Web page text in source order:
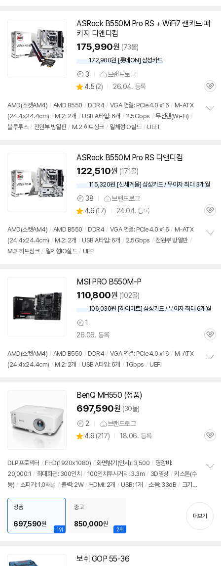
치
ASRock B550M Pro RS + WiFi7 랜카드 패
키지 디앤디컴
175,990원 (73몰)
172,900원 [롯데ON] 삼성카드
상
품
견
3 브랜드로그
별
점
4.5 (상
리
뷰
2) 26.04. 등록
관
AMD(소켓AM4) / AMD B550 / DDR4 / VGA 연결: PCIe4.0 x16 / M-ATX
(24.4x24.4cm) / M.2: 2개 / USB A타입: 6개 / 2.5Gbps / 무선랜(Wi-Fi) /
블루투스 / 전원부 방열판 / M.2 히트싱크 / 일체형IO실드 / UEFI
ASRock B550M Pro RS 디앤디컴
122,510원 (171몰)
115,320원 [신세계몰] 삼성카드 / 무이자 최대 3개월
상
품
견
38 브랜드로그
별
점
4.6 (상
리
뷰
17) 24.04. 등록
관
AMD(소켓AM4) / AMD B550 / DDR4 / VGA 연결: PCIe4.0 x16 / M-ATX
(24.4x24.4cm) / M.2: 2개 / USB A타입: 6개 / 2.5Gbps / 전원부 방열판 /
M.2 히트싱크 / 일체형IO실드 / UEFI
MSI PRO B550M-P
110,800원 (102몰)
106,030원 [하이마트] 삼성카드 / 무이자 최대 6개월
상
품
견
1
26.06. 등록
관
AMD(소켓AM4) / AMD B550 / DDR4 / VGA 연결: PCIe4.0 x16 / M-ATX
(24.4x24.4cm) / M.2: 2개 / USB A타입: 6개 / 1Gbps / UEFI
BenQ MH550 (정품)
697,590원 (30몰)
상
품
2 브랜드로그
별
4.9 (상
뷰
217) 18.06. 등록
관
DLP프로젝터 / FHD(1920x1080) / 화면밝기(안시): 3,500 / 명암비:
20,000:1 / 최대화면: 300인치 / 100인치투사거리: 3.3m / 3D영상 / 키스톤(수
동) / 스피커: 1.0채널 / 출력: 2W / HDMI: 2개 / USB: 1개 / 소음: 33dB / 크기
기
1위
정품
697,590원
2위
중고
850,000원
더보기
보쉬 GOP 55-36